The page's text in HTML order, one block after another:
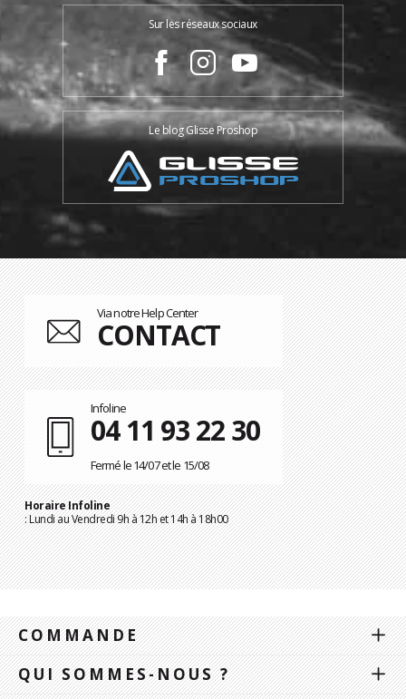
Sur les réseaux sociaux
Le blog Glisse Proshop
Via notre Help Center
CONTACT
Infoline
04 11 93 22 30
Fermé le 14/07 et le 15/08
Horaire Infoline
: Lundi au Vendredi 9h à 12h et 14h à 18h00
COMMANDE
QUI SOMMES-NOUS ?